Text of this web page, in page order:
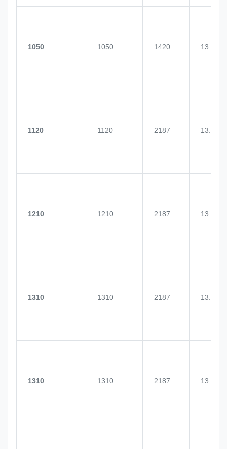
1050 1050 1420 13.0
1120 1120 2187 13.0
1210 1210 2187 13.0
1310 1310 2187 13.0
1310 1310 2187 13.0